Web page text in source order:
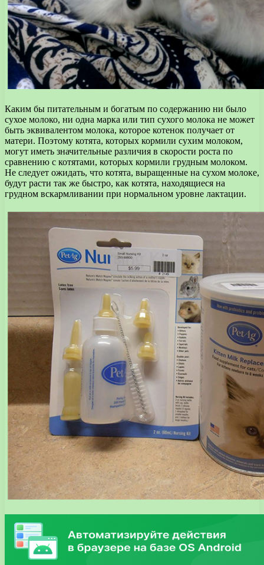
Каким бы питательным и богатым по содержанию ни было
сухое молоко, ни одна марка или тип сухого молока не может
быть эквивалентом молока, которое котенок получает от
матери. Поэтому котята, которых кормили сухим молоком,
могут иметь значительные различия в скорости роста по
сравнению с котятами, которых кормили грудным молоком.
Не следует ожидать, что котята, выращенные на сухом молоке,
будут расти так же быстро, как котята, находящиеся на
грудном вскармливании при нормальном уровне лактации.